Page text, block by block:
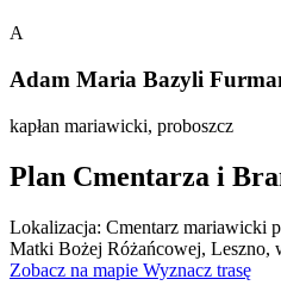
A
Adam Maria Bazyli
kapłan mariawicki, proboszcz
Plan Cmentarza i
Cmentarz mariawicki parafii
Matki Bożej Różańcowej,
+
−
Lokalizacja: Cmentarz mariawicki
Matki Bożej Różańcowej, Leszno,
Zobacz na mapie Wyznacz trasę